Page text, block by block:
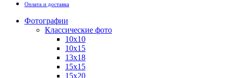
Оплата и доставка
Фотографии
Классические фото
10х10
10х15
13х18
15х15
15х20